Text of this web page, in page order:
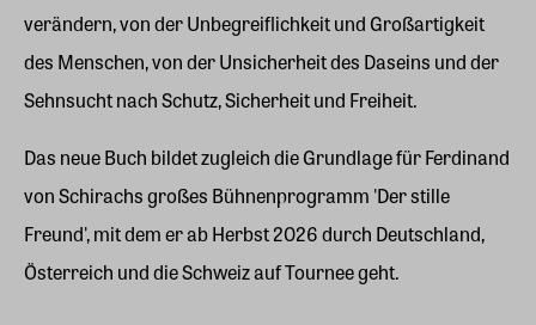
verändern, von der Unbegreiflichkeit und Großartigkeit
des Menschen, von der Unsicherheit des Daseins und der
Sehnsucht nach Schutz, Sicherheit und Freiheit.
Das neue Buch bildet zugleich die Grundlage für Ferdinand
von Schirachs großes Bühnenprogramm 'Der stille
Freund', mit dem er ab Herbst 2026 durch Deutschland,
Österreich und die Schweiz auf Tournee geht.